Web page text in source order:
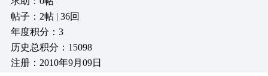
帖子：2帖 | 36回
年度积分：3
历史总积分：15098
注册：2010年9月09日